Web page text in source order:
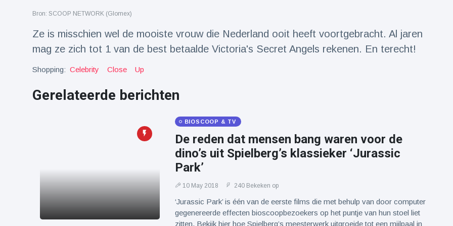
Laatste nieuws
Draakachtig
aangespoeld
17 July
43 Bekeken
op
Een van de
grootste
radiotelescopen
ter wereld stort
in
Bron: SCOOP NETWORK (Glomex)
Ze is misschien wel de mooiste vrouw die Nederland ooit heeft voortgebracht. Al jaren
mag ze zich tot 1 van de best betaalde Victoria's Secret Angels rekenen. En terecht!
Shopping: Celebrity Close Up
Gerelateerde berichten
BIOSCOOP & TV
De reden dat mensen bang waren voor de
dino’s uit Spielberg’s klassieker ‘Jurassic
Park’
10 May 2018 240 Bekeken op
‘Jurassic Park’ is één van de eerste films die met behulp van door computer
gegenereerde effecten bioscoopbezoekers op het puntje van hun stoel liet
zitten. Bekijk hier hoe Spielberg’s meesterwerk uitgroeide tot een mijlpaal in